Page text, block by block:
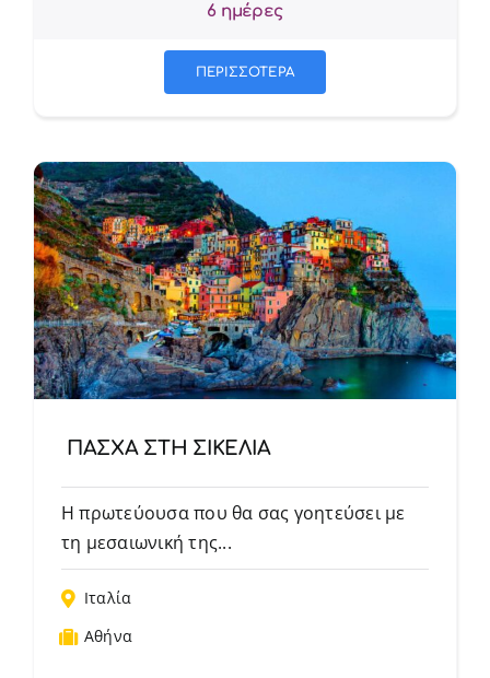
6 ημέρες
ΠΕΡΙΣΣΟΤΕΡΑ
ΠΑΣΧΑ ΣΤΗ ΣΙΚΕΛΙΑ
Η πρωτεύουσα που θα σας γοητεύσει με
τη μεσαιωνική της...
Ιταλία
Αθήνα